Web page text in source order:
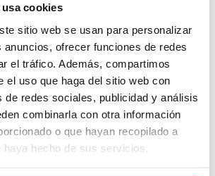
cookies
sitio web se usan para personalizar
anuncios, ofrecer funciones de redes
el tráfico. Además, compartimos
el uso que haga del sitio web con
de redes sociales, publicidad y análisis
combinarla con otra información
o que hayan recopilado a
hecho de sus servicios.
sono numerose e non ci è
a tutti i commenti. Cercheremo di
possibile. Nel frattempo vi invitiamo a
FAQnel caso in cui possiamo aiutarvi.